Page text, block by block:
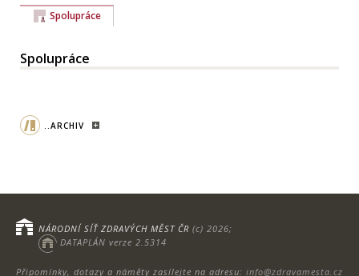
Spolupráce
Spolupráce
..ARCHIV
Připomínky, dotazy a náměty zasílejte na adresu: info@zdravamesta.cz
NÁRODNÍ SÍŤ ZDRAVÝCH MĚST ČR (c) 2026;
DATAPLÁN verze 2.5314